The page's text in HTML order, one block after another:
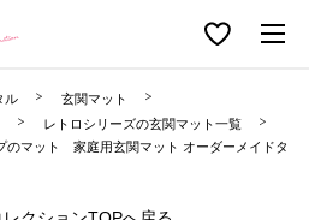
ル
玄関マット
レトロシリーズの玄関マット一覧
のマット 家庭用玄関マット オーダーメイドタ